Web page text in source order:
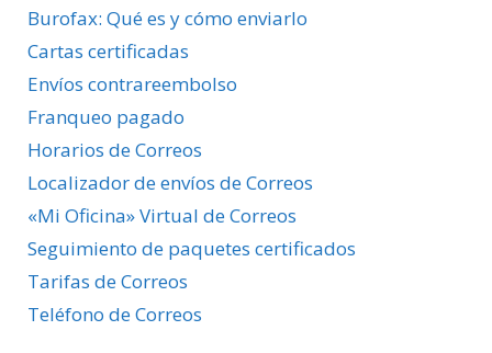
Burofax: Qué es y cómo enviarlo
Cartas certificadas
Envíos contrareembolso
Franqueo pagado
Horarios de Correos
Localizador de envíos de Correos
«Mi Oficina» Virtual de Correos
Seguimiento de paquetes certificados
Tarifas de Correos
Teléfono de Correos